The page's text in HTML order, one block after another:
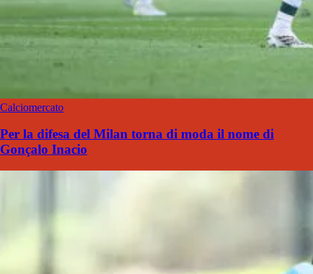
Calciomercato
Per la difesa del Milan torna di moda il nome di
Gonçalo Inacio